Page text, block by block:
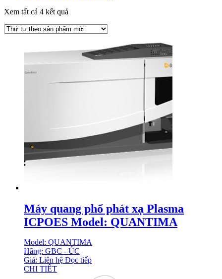
Xem tất cả 4 kết quả
Máy quang phổ phát xạ Plasma
ICPOES Model: QUANTIMA
Model: QUANTIMA
Hãng: GBC - ÚC
Giá: Liên hệ Đọc tiếp
CHI TIẾT